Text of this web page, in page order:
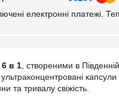
електронні платежі.
6 в 1 , створеними в
та тривалу свіжість.